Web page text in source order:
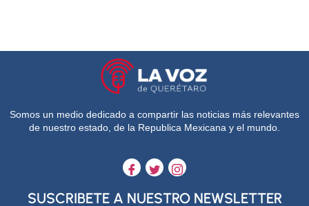
Somos un medio dedicado a compartir las noticias más relevantes
de nuestro estado, de la Republica Mexicana y el mundo.
SUSCRIBETE A NUESTRO NEWSLETTER